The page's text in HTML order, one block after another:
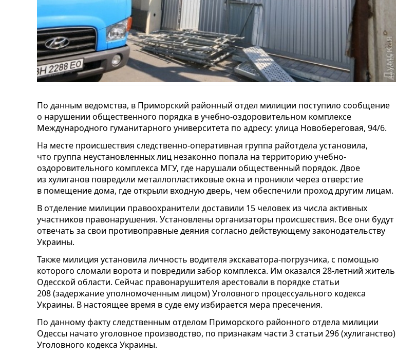
По данным ведомства, в Приморский районный отдел милиции поступило сообщение
о нарушении общественного порядка в учебно-оздоровительном комплексе
Международного гуманитарного университета по адресу: улица Новобереговая, 94/6.
На месте происшествия следственно-оперативная группа райотдела установила,
что группа неустановленных лиц незаконно попала на территорию учебно-
оздоровительного комплекса МГУ, где нарушали общественный порядок. Двое
из хулиганов повредили металлопластиковые окна и проникли через отверстие
в помещение дома, где открыли входную дверь, чем обеспечили проход другим лицам.
В отделение милиции правоохранители доставили 15 человек из числа активных
участников правонарушения. Установлены организаторы происшествия. Все они будут
отвечать за свои противоправные деяния согласно действующему законодательству
Украины.
Также милиция установила личность водителя экскаватора-погрузчика, с помощью
которого сломали ворота и повредили забор комплекса. Им оказался 28-летний житель
Одесской области. Сейчас правонарушителя арестовали в порядке статьи
208 (задержание уполномоченным лицом) Уголовного процессуального кодекса
Украины. В настоящее время в суде ему избирается мера пресечения.
По данному факту следственным отделом Приморского районного отдела милиции
Одессы начато уголовное производство, по признакам части 3 статьи 296 (хулиганство)
Уголовного кодекса Украины.